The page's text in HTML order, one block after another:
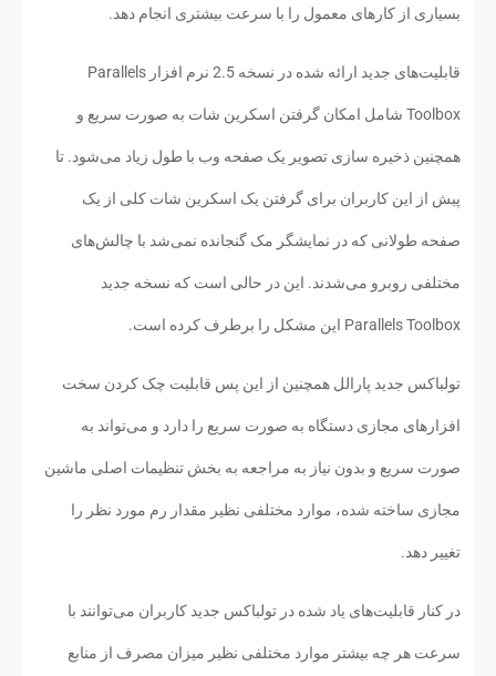
بسیاری از کارهای معمول را با سرعت بیشتری انجام دهد.
قابلیت‌های جدید ارائه شده در نسخه 2.5 نرم افزار Parallels
Toolbox شامل امکان گرفتن اسکرین شات به صورت سریع و
همچنین ذخیره سازی تصویر یک صفحه وب با طول زیاد می‌شود. تا
پیش از این کاربران برای گرفتن یک اسکرین شات کلی از یک
صفحه طولانی که در نمایشگر مک گنجانده نمی‌شد با چالش‌های
مختلفی روبرو می‌شدند. این در حالی است که نسخه جدید
Parallels Toolbox این مشکل را برطرف کرده است.
تولباکس جدید پارالل همچنین از این پس قابلیت چک کردن سخت
افزارهای مجازی دستگاه به صورت سریع را دارد و می‌تواند به
صورت سریع و بدون نیاز به مراجعه به بخش تنظیمات اصلی ماشین
مجازی ساخته شده، موارد مختلفی نظیر مقدار رم مورد نظر را
تغییر دهد.
در کنار قابلیت‌های یاد شده در تولباکس جدید کاربران می‌توانند با
سرعت هر چه بیشتر موارد مختلفی نظیر میزان مصرف از منابع